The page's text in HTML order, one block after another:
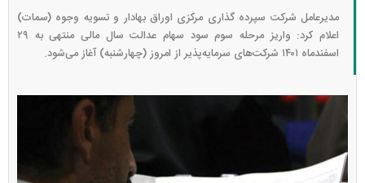
مدیرعامل شرکت سپرده گذاری مرکزی اوراق بهادار و تسویه وجوه (سمات)
اعلام کرد: واریز مرحله سوم سود سهام عدالت سال مالی منتهی به ۲۹
اسفندماه ۱۴۰۱ شرکت‌های سرمایه‌پذیر از امروز (چهارشنبه) آغاز می‌شود.